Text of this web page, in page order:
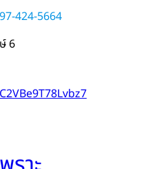
424-5664
6